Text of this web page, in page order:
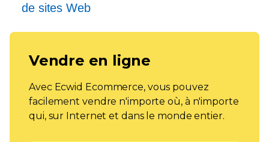
de sites Web
Vendre en ligne
Avec Ecwid Ecommerce, vous pouvez
facilement vendre n'importe où, à n'importe
qui, sur Internet et dans le monde entier.